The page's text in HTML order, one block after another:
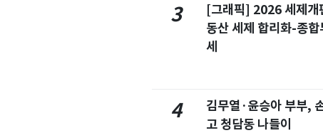
3
[그래픽] 2026 세제개
동산 세제 합리화-종합
세
4
김무열·윤승아 부부,
고 청담동 나들이